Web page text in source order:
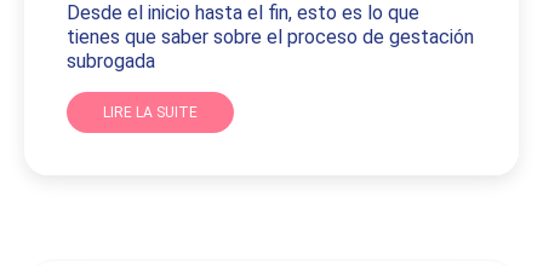
Desde el inicio hasta el fin, esto es lo que
tienes que saber sobre el proceso de gestación
subrogada
LIRE LA SUITE